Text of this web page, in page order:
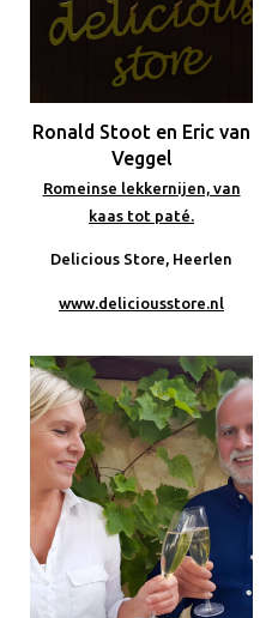
Ronald Stoot en Eric van
Veggel
Romeinse lekkernijen, van
kaas tot paté.
Delicious Store, Heerlen
www.deliciousstore.nl